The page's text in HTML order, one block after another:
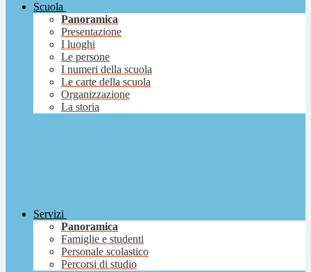
Scuola
Panoramica
Presentazione
I luoghi
Le persone
I numeri della scuola
Le carte della scuola
Organizzazione
La storia
Servizi
Panoramica
Famiglie e studenti
Personale scolastico
Percorsi di studio